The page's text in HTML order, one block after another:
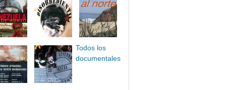
Todos los
documentales